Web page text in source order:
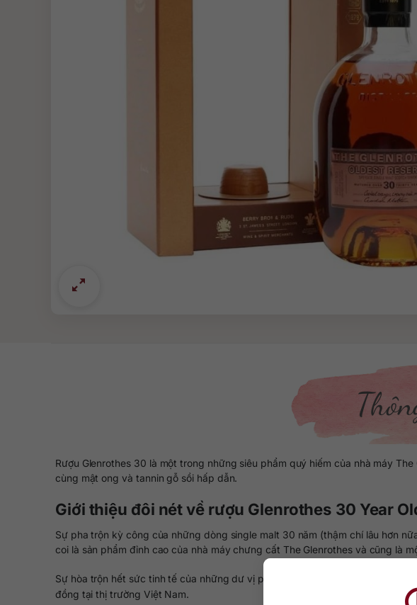
Rượu Glenrothes 30 là một trong những siêu phẩm quý hiếm của nhà máy
cùng mật ong và tannin gỗ sồi hấp dẫn.
Giới thiệu đôi nét về rượu Glenrothes 30 Year
Sự pha trộn kỳ công của những dòng single malt 30 năm (thậm chí lâu hơn
coi là sản phẩm đỉnh cao của nhà máy chưng cất The Glenrothes và cũng là
Sự hòa trộn hết sức tinh tế của những dư vị phức tạp lắng sâu sẽ làm người
đồng tại thị trường Việt Nam.